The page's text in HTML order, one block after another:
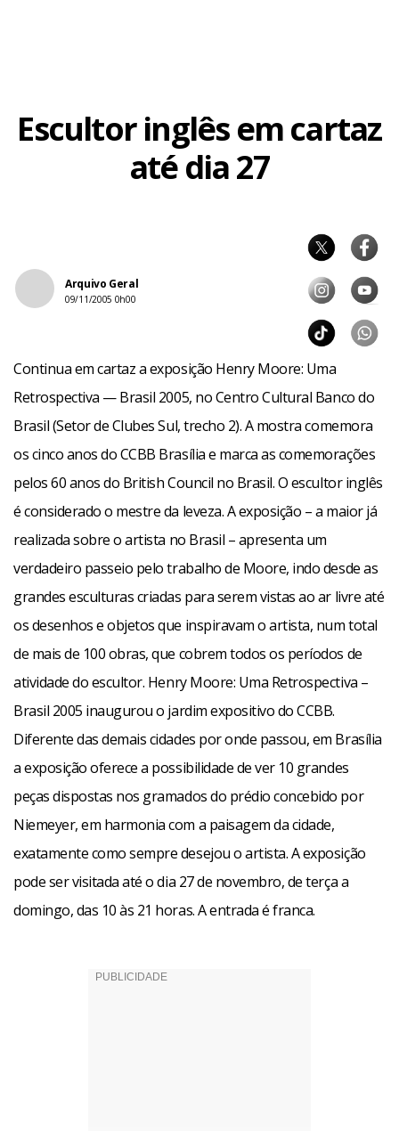
Escultor inglês em cartaz
até dia 27
Arquivo Geral
09/11/2005 0h00
Continua em cartaz a exposição Henry Moore: Uma
Retrospectiva — Brasil 2005, no Centro Cultural Banco do
Brasil (Setor de Clubes Sul, trecho 2). A mostra comemora
os cinco anos do CCBB Brasília e marca as comemorações
pelos 60 anos do British Council no Brasil. O escultor inglês
é considerado o mestre da leveza. A exposição – a maior já
realizada sobre o artista no Brasil – apresenta um
verdadeiro passeio pelo trabalho de Moore, indo desde as
grandes esculturas criadas para serem vistas ao ar livre até
os desenhos e objetos que inspiravam o artista, num total
de mais de 100 obras, que cobrem todos os períodos de
atividade do escultor. Henry Moore: Uma Retrospectiva –
Brasil 2005 inaugurou o jardim expositivo do CCBB.
Diferente das demais cidades por onde passou, em Brasília
a exposição oferece a possibilidade de ver 10 grandes
peças dispostas nos gramados do prédio concebido por
Niemeyer, em harmonia com a paisagem da cidade,
exatamente como sempre desejou o artista. A exposição
pode ser visitada até o dia 27 de novembro, de terça a
domingo, das 10 às 21 horas. A entrada é franca.